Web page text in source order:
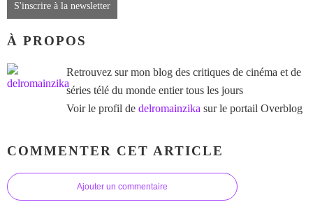
S'inscrire à la newsletter
À PROPOS
Retrouvez sur mon blog des critiques de cinéma et de
séries télé du monde entier tous les jours
Voir le profil de delromainzika sur le portail Overblog
COMMENTER CET ARTICLE
Ajouter un commentaire